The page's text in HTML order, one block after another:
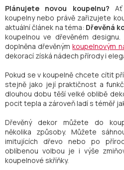
Plánujete novou koupelnu? Ať
koupelny nebo právě zařizujete
aktuální článek na téma: Dřevěná
koupelnou ve dřevěném
doplněna dřevěnýmkoupelnovým
dekorací získá nádech přírody i
Pokud se v koupelně chcete cítit
stejně jako její praktičnost a
dlouhou dobu těší velké oblibě
pocit tepla a zároveň ladí s téměř
Dřevěný dekor můžete do
několika způsoby. Můžete
imitujících dřevo nebo po
oblíbenou volbou je i výše
koupelnové skříňky.